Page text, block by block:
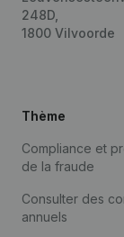
248D,
1800 Vilvoorde
Thème
Compliance et
de la fraude
Consulter des
annuels